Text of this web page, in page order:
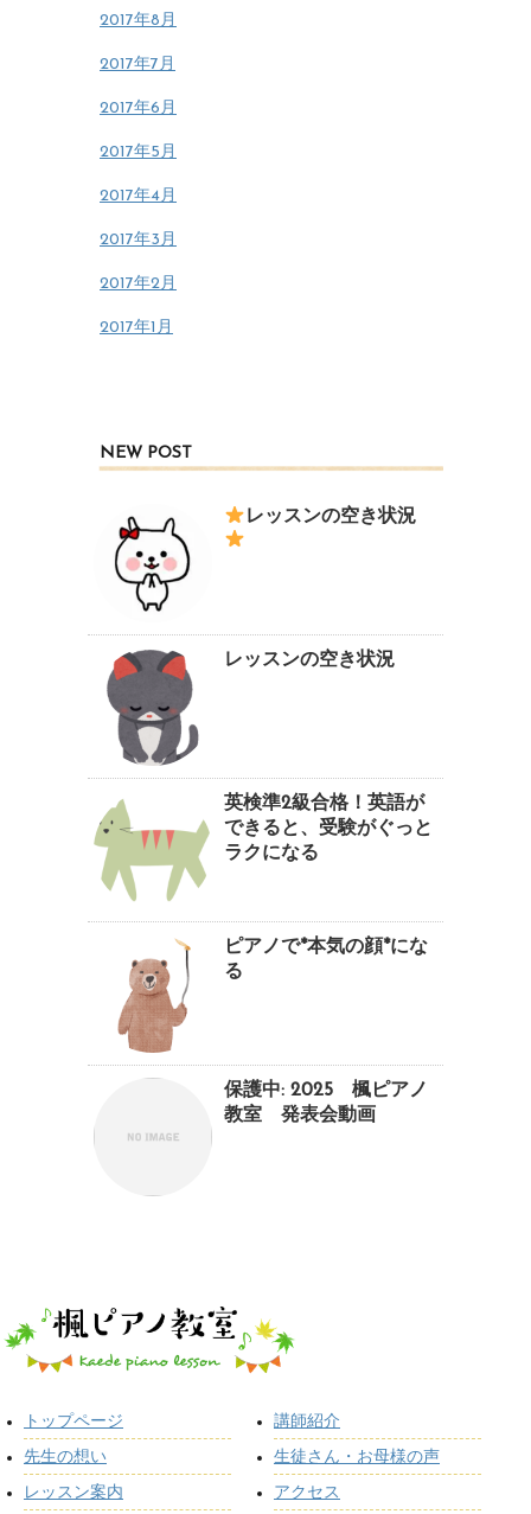
2017年8月
2017年7月
2017年6月
2017年5月
2017年4月
2017年3月
2017年2月
2017年1月
NEW POST
レッスンの空き状況
レッスンの空き状況
英検準2級合格！英語が
できると、受験がぐっと
ラクになる
ピアノで*本気の顔*にな
る
保護中: 2025 楓ピアノ
教室 発表会動画
トップページ
先生の想い
レッスン案内
講師紹介
生徒さん・お母様の声
アクセス